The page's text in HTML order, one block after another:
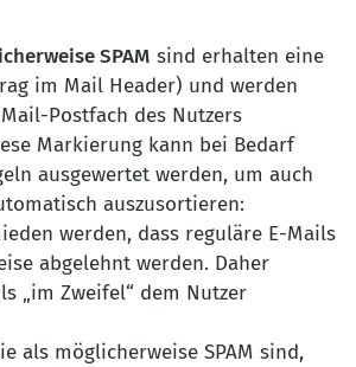
SPAM sind erhalten eine
im Mail Header) und werden
Postfach des Nutzers
Markierung kann bei Bedarf
ausgewertet werden, um auch
auszusortieren:
werden, dass reguläre E-Mails
abgelehnt werden. Daher
„im Zweifel“ dem Nutzer
als möglicherweise SPAM sind,